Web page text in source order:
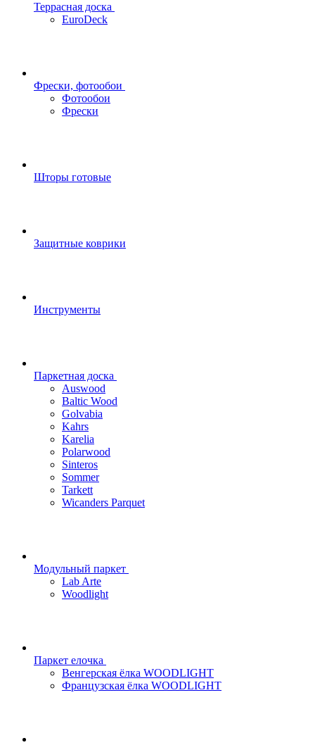
Террасная доска
EuroDeck
Фрески, фотообои
Фотообои
Фрески
Шторы готовые
Защитные коврики
Инструменты
Паркетная доска
Auswood
Baltic Wood
Golvabia
Kahrs
Karelia
Polarwood
Sinteros
Sommer
Tarkett
Wicanders Parquet
Модульный паркет
Lab Arte
Woodlight
Паркет елочка
Венгерская ёлка WOODLIGHT
Французская ёлка WOODLIGHT